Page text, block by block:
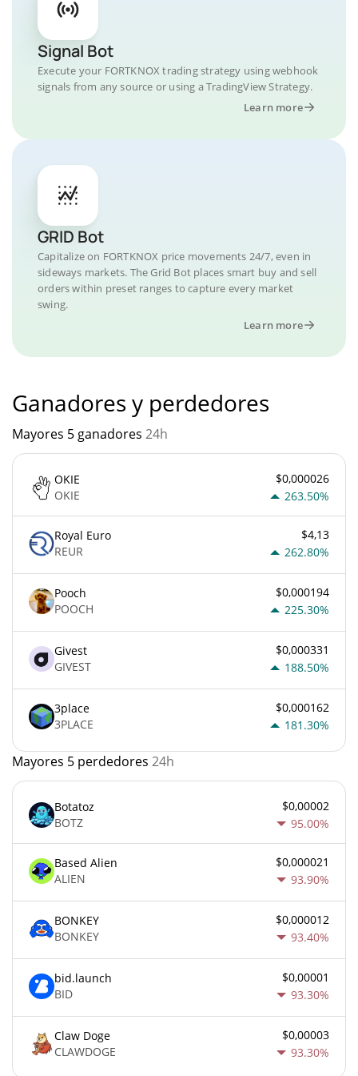
Signal Bot
Execute your FORTKNOX trading strategy using webhook
signals from any source or using a TradingView Strategy.
Learn more
GRID Bot
Capitalize on FORTKNOX price movements 24/7, even in
sideways markets. The Grid Bot places smart buy and sell
orders within preset ranges to capture every market
swing.
Learn more
Ganadores y perdedores
Mayores 5 ganadores 24h
OKIE
OKIE
$0,000026
263.50%
Royal Euro
REUR
$4,13
262.80%
Pooch
POOCH
$0,000194
225.30%
Givest
GIVEST
$0,000331
188.50%
3place
3PLACE
$0,000162
181.30%
Mayores 5 perdedores 24h
Botatoz
BOTZ
$0,00002
95.00%
Based Alien
ALIEN
$0,000021
93.90%
BONKEY
BONKEY
$0,000012
93.40%
bid.launch
BID
$0,00001
93.30%
Claw Doge
CLAWDOGE
$0,00003
93.30%